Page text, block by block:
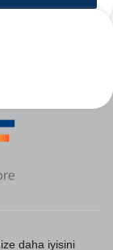
daha iyisini